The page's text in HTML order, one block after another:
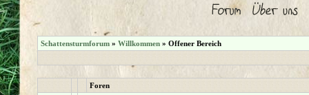
Schattensturmforum» Willkommen» Offener Bereich
Foren